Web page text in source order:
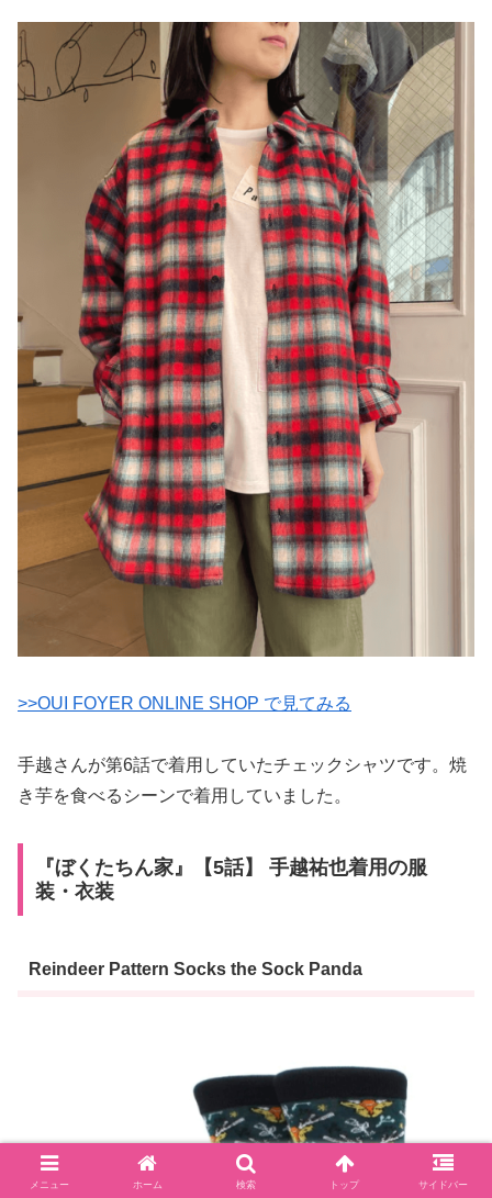
>>OUI FOYER ONLINE SHOP で見てみる
手越さんが第6話で着用していたチェックシャツです。焼
き芋を食べるシーンで着用していました。
『ぼくたちん家』【5話】 手越祐也着用の服
装・衣装
Reindeer Pattern Socks the Sock Panda
メニュー ホーム 検索 トップ サイドバー